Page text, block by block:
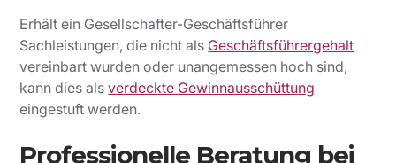
Erhält ein Gesellschafter-Geschäftsführer
Sachleistungen, die nicht als Geschäftsführergehalt
vereinbart wurden oder unangemessen hoch sind,
kann dies alsverdeckte Gewinnausschüttung
eingestuft werden.
Professionelle Beratung bei